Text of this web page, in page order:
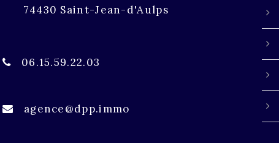
74430 Saint-Jean-d'Aulps
06.15.59.22.03
agence@dpp.immo